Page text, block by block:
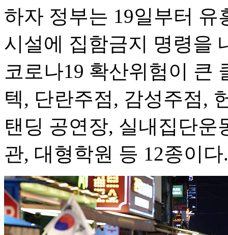
하자 정부는 19일부터
시설에 집함금지 명령을
코로나19 확산위험이 큰
텍, 단란주점, 감성주점,
탠딩 공연장, 실내집단운
관, 대형학원 등 12종이다.